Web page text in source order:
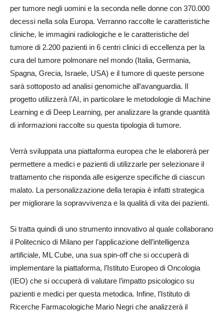
per tumore negli uomini e la seconda nelle donne con 370.000
decessi nella sola Europa. Verranno raccolte le caratteristiche
cliniche, le immagini radiologiche e le caratteristiche del
tumore di 2.200 pazienti in 6 centri clinici di eccellenza per la
cura del tumore polmonare nel mondo (Italia, Germania,
Spagna, Grecia, Israele, USA) e il tumore di queste persone
sarà sottoposto ad analisi genomiche all’avanguardia. Il
progetto utilizzerà l’AI, in particolare le metodologie di Machine
Learning e di Deep Learning, per analizzare la grande quantità
di informazioni raccolte su questa tipologia di tumore.
Verrà sviluppata una piattaforma europea che le elaborerà per
permettere a medici e pazienti di utilizzarle per selezionare il
trattamento che risponda alle esigenze specifiche di ciascun
malato. La personalizzazione della terapia è infatti strategica
per migliorare la sopravvivenza e la qualità di vita dei pazienti.
Si tratta quindi di uno strumento innovativo al quale collaborano
il Politecnico di Milano per l’applicazione dell’intelligenza
artificiale, ML Cube, una sua spin-off che si occuperà di
implementare la piattaforma, l’Istituto Europeo di Oncologia
(IEO) che si occuperà di valutare l’impatto psicologico su
pazienti e medici per questa metodica. Infine, l’Istituto di
Ricerche Farmacologiche Mario Negri che analizzerà il